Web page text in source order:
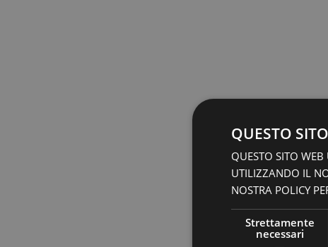
QUESTO
QUESTO SITO
UTILIZZANDO IL
NOSTRA POLICY
Strettamente
necessari